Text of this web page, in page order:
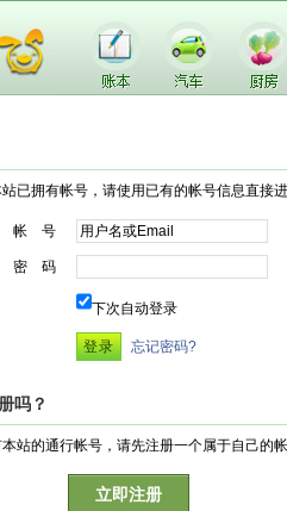
已拥有帐号，请使用已有的帐号信息直接
帐 号
密 码
下次自动登录
忘记密码?
吗？
站的通行帐号，请先注册一个属于自己的帐
立即注册